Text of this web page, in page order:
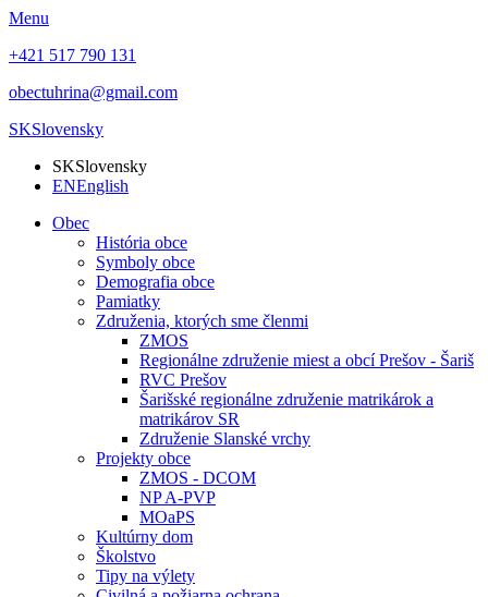
Menu
+421 517 790 131
obectuhrina@gmail.com
SKSlovensky
SKSlovensky
ENEnglish
Obec
História obce
Symboly obce
Demografia obce
Pamiatky
Združenia, ktorých sme členmi
ZMOS
Regionálne združenie miest a obcí Prešov - Šariš
RVC Prešov
Šarišské regionálne združenie matrikárok a
matrikárov SR
Združenie Slanské vrchy
Projekty obce
ZMOS - DCOM
NP A-PVP
MOaPS
Kultúrny dom
Školstvo
Tipy na výlety